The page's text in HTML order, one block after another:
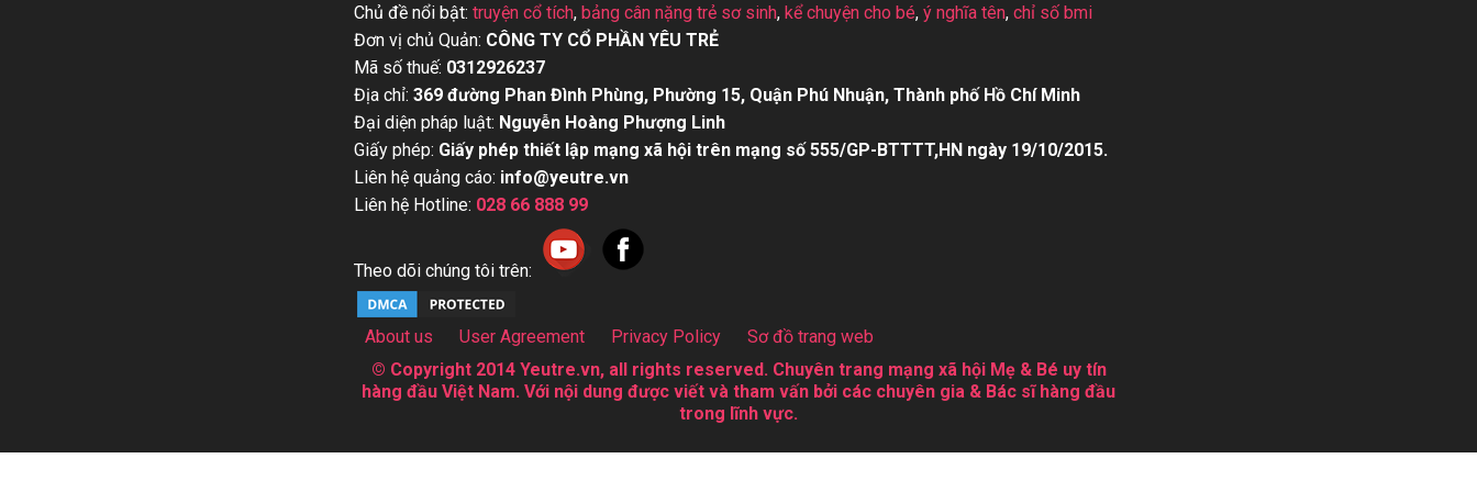
Chủ đề nổi bật: truyện cổ tích, bảng cân nặng trẻ sơ sinh, kể chuyện cho bé, ý nghĩa tên, chỉ số bmi
Đơn vị chủ Quản: CÔNG TY CỔ PHẦN YÊU TRẺ
Mã số thuế: 0312926237
Địa chỉ: 369 đường Phan Đình Phùng, Phường 15, Quận Phú Nhuận, Thành phố Hồ Chí Minh
Đại diện pháp luật: Nguyễn Hoàng Phượng Linh
Giấy phép: Giấy phép thiết lập mạng xã hội trên mạng số 555/GP-BTTTT,HN ngày 19/10/2015.
Liên hệ quảng cáo: info@yeutre.vn
Liên hệ Hotline: 028 66 888 99
Theo dõi chúng tôi trên:
About us User Agreement Privacy Policy
Sơ đồ trang web
© Copyright 2014 Yeutre.vn, all rights reserved. Chuyên trang mạng xã hội Mẹ & Bé uy tín
hàng đầu Việt Nam. Với nội dung được viết và tham vấn bởi các chuyên gia & Bác sĩ hàng đầu
trong lĩnh vực.